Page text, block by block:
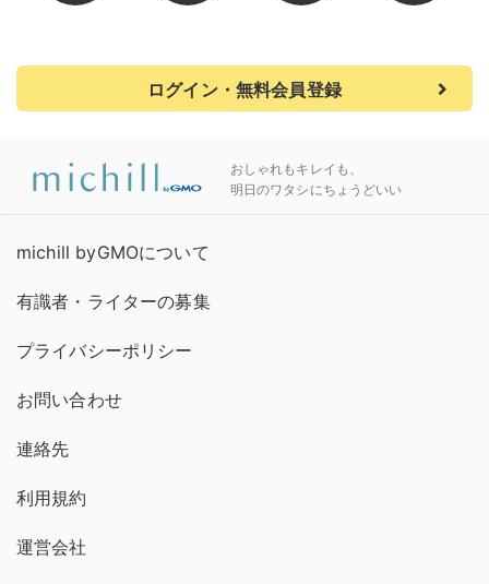
ログイン・無料会員登録
おしゃれもキレイも、
明日のワタシにちょうどいい
michill byGMOについて
有識者・ライターの募集
プライバシーポリシー
お問い合わせ
連絡先
利用規約
運営会社